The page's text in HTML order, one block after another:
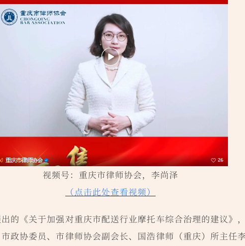
视频号：重庆市律师协会，李尚泽
（点击此处查看视频）
的《关于加强对重庆市配送行业摩托车综合治理的建议》
政协委员、市律师协会副会长、国浩律师（重庆）所主任